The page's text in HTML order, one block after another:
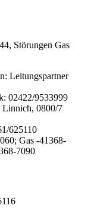
Störungen Gas
Leitungspartner
02422/9533999
Linnich, 0800/7
625110
Gas -41368-
7090